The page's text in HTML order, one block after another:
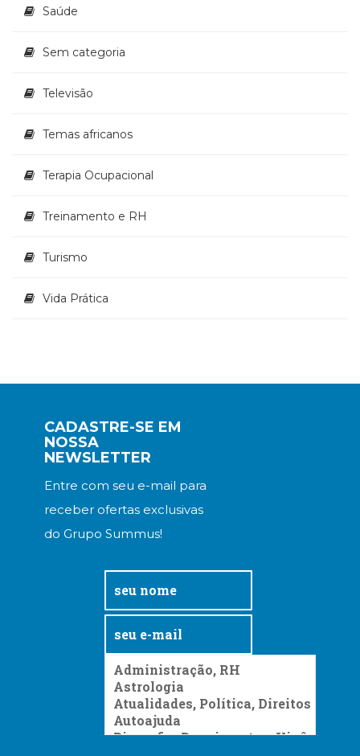
Saúde
Sem categoria
Televisão
Temas africanos
Terapia Ocupacional
Treinamento e RH
Turismo
Vida Prática
CADASTRE-SE EM
NOSSA
NEWSLETTER
Entre com seu e-mail para
receber ofertas exclusivas
do Grupo Summus!